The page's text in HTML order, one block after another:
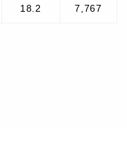
18.2 7,767